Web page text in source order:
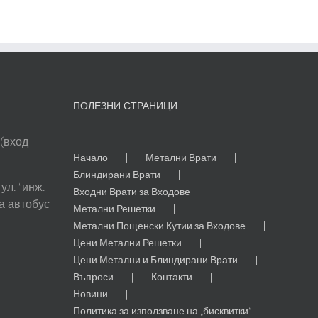
“инж.
автобус
ПОЛЕЗНИ СТРАНИЦИ
Начало
Метални Врати
Блиндирани Врати
Входни Врати за Входове
Метални Решетки
Метални Пощенски Кутии за Входове
Цени Метални Решетки
Цени Метални и Блиндирани Врати
Въпроси
Контакти
Новини
Политика за използване на „бисквитки“